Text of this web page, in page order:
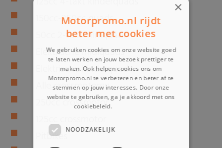
150cc-250cc quads
50cc 2-takt miniquads
Elektrische midiquads
Elektrische kinderquad
Alle crossmotoren
250cc crossmotor
125cc crossmotor
Pitbikes
×
Motorpromo.nl rijdt
beter met cookies
We gebruiken cookies om onze website goed
te laten werken en jouw bezoek prettiger te
maken. Ook helpen cookies ons om
Motorpromo.nl te verbeteren en beter af te
stemmen op jouw interesses. Door onze
website te gebruiken, ga je akkoord met ons
cookiebeleid.
NOODZAKELIJK